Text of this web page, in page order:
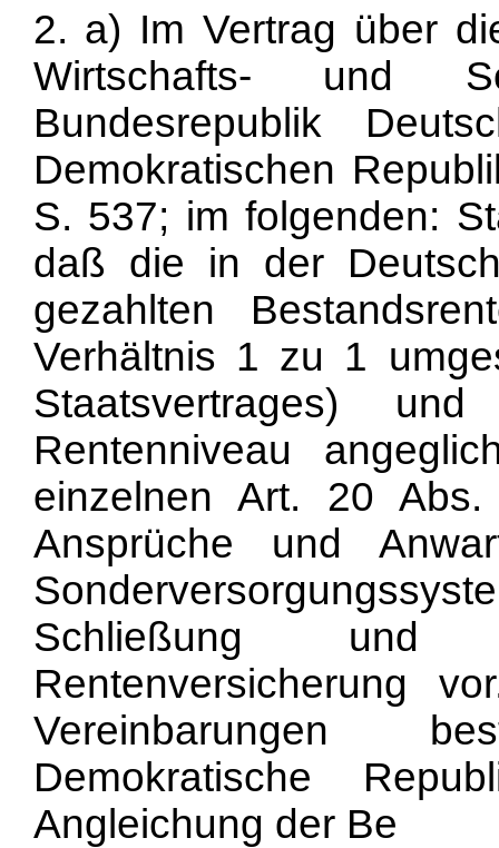
2. a) Im Vertrag über
Wirtschafts- und
Bundesrepublik
Demokratischen
S. 537; im folgenden:
daß die in der
gezahlten
Verhältnis 1 zu 1
Staatsvertrages)
Rentenniveau
einzelnen Art. 20
Ansprüche und
Schließung
Rentenversicherung
Vereinbarungen
Demokratische
Angleichung der Be